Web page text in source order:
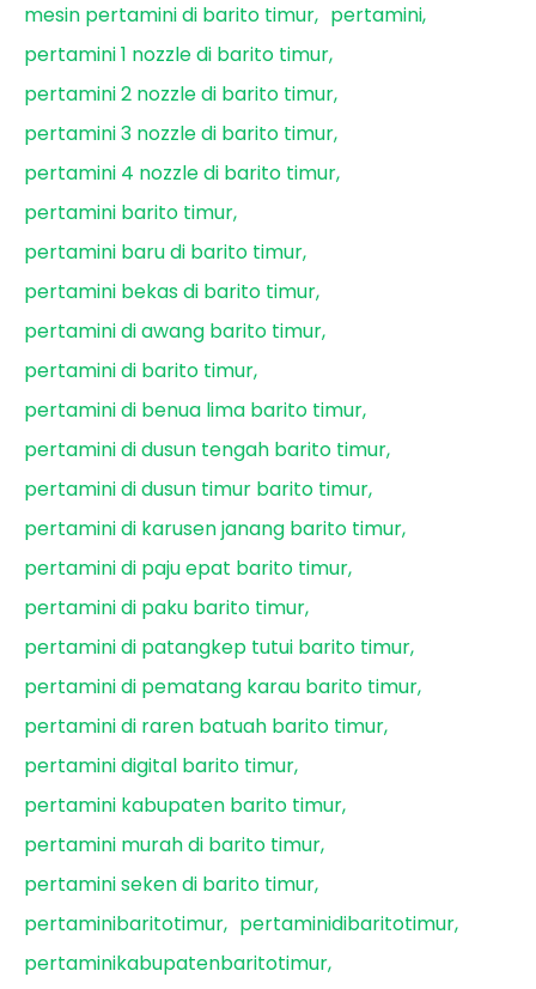
mesin pertamini di barito timur
pertamini
pertamini 1 nozzle di barito timur
pertamini 2 nozzle di barito timur
pertamini 3 nozzle di barito timur
pertamini 4 nozzle di barito timur
pertamini barito timur
pertamini baru di barito timur
pertamini bekas di barito timur
pertamini di awang barito timur
pertamini di barito timur
pertamini di benua lima barito timur
pertamini di dusun tengah barito timur
pertamini di dusun timur barito timur
pertamini di karusen janang barito timur
pertamini di paju epat barito timur
pertamini di paku barito timur
pertamini di patangkep tutui barito timur
pertamini di pematang karau barito timur
pertamini di raren batuah barito timur
pertamini digital barito timur
pertamini kabupaten barito timur
pertamini murah di barito timur
pertamini seken di barito timur
pertaminibaritotimur
pertaminidibaritotimur
pertaminikabupatenbaritotimur